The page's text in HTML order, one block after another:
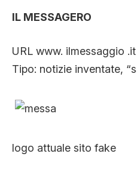
IL MESSAGERO
URL www. ilmessaggio .it
Tipo: notizie inventate,
logo attuale sito fake